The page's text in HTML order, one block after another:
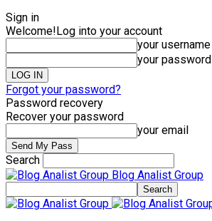
Sign in
Welcome!Log into your account
your username
your password
Forgot your password?
Password recovery
Recover your password
your email
Search
Blog Analist Group